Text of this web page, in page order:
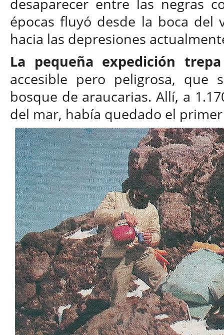
desaparecer entre las negras
épocas fluyó desde la boca del
hacia las depresiones
La pequeña expedición
accesible pero peligrosa, que
bosque de araucarias. Allí, a
del mar, había quedado el